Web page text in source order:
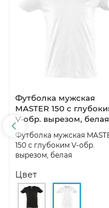
Футболка мужская
MASTER 150 с
V-обр. вырезом, белая
Футболка мужская
150 с глубоким V-обр.
вырезом, белая
Цвет